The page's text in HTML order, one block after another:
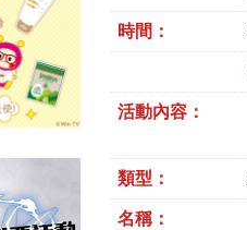
時間：
活動內容：
類型：
名稱：